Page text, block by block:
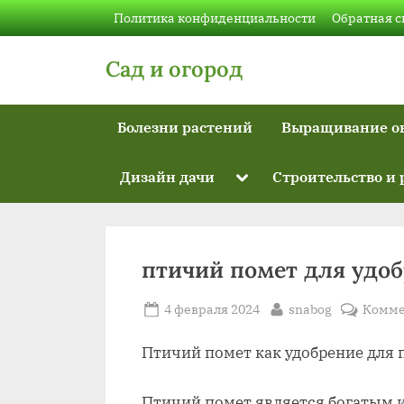
Skip
to
Политика конфиденциальности Обратная
Сад и огород
Болезни растений Выращивание
Дизайн дачи Toggle
menu
Строительство и
птичий помет для
Posted
4 февраля 2024 By
snabog
Птичий помет как удобрение для